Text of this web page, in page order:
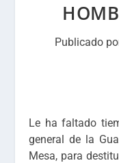
Publicado
Le ha faltado
general de la
Mesa, para